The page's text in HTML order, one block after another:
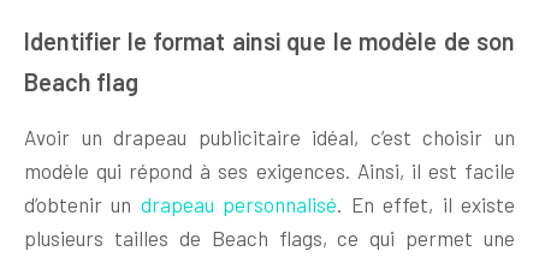
Identifier le format ainsi que le modèle de son
Beach flag
Avoir un drapeau publicitaire idéal, c’est choisir un
modèle qui répond à ses exigences. Ainsi, il est facile
d’obtenir un drapeau personnalisé . En effet, il existe
plusieurs tailles de Beach flags, ce qui permet une